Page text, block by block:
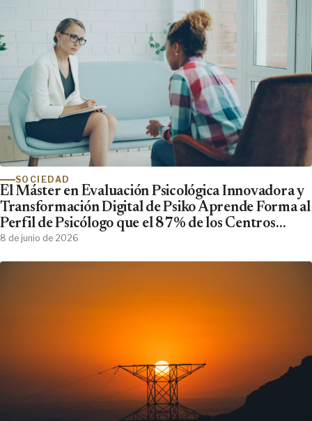
SOCIEDAD
El Máster en Evaluación Psicológica Innovadora y
Transformación Digital de Psiko Aprende Forma al
Perfil de Psicólogo que el 87% de los Centros
Clínicos Demanda y No Encuentra
8 de junio de 2026